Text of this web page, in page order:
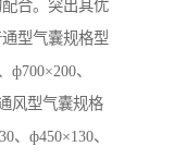
合。突出其优
型气囊规格型
ф700×200、
风型气囊规格
、ф450×130、